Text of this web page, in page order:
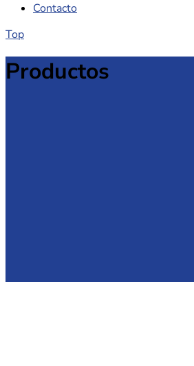
Contacto
Top
Productos